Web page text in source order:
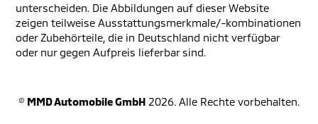
unterscheiden. Die Abbildungen auf dieser Website
zeigen teilweise Ausstattungsmerkmale/-kombinationen
oder Zubehörteile, die in Deutschland nicht verfügbar
oder nur gegen Aufpreis lieferbar sind.
© MMD Automobile GmbH 2026. Alle Rechte vorbehalten.